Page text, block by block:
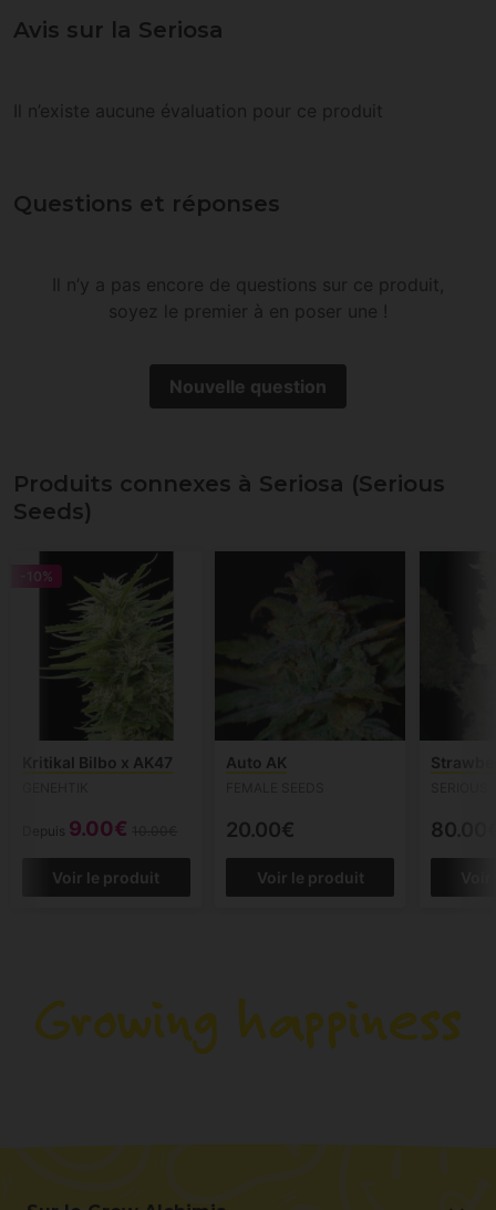
Avis sur la Seriosa
Il n’existe aucune évaluation pour ce produit
Questions et réponses
Il n’y a pas encore de questions sur ce produit,
soyez le premier à en poser une !
Nouvelle question
Produits connexes à Seriosa (Serious
Seeds)
-10%
Kritikal Bilbo x AK47
Depuis 9.00€
Voir le produit
Auto AK
20.00€
Voir le produit